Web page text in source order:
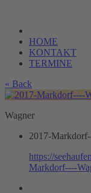
HOME
KONTAKT
TERMINE
« Back
Wagner
2017-
https://
Markdorf----